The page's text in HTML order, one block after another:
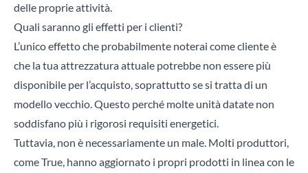
Cerca un prodotto...
Cerca
delle proprie attività.
Quali saranno gli effetti per i clienti?
L’unico effetto che probabilmente noterai come cliente è
che la tua attrezzatura attuale potrebbe non essere più
disponibile per l’acquisto, soprattutto se si tratta di un
modello vecchio. Questo perché molte unità datate non
soddisfano più i rigorosi requisiti energetici.
Tuttavia, non è necessariamente un male. Molti produttori,
come True, hanno aggiornato i propri prodotti in linea con le